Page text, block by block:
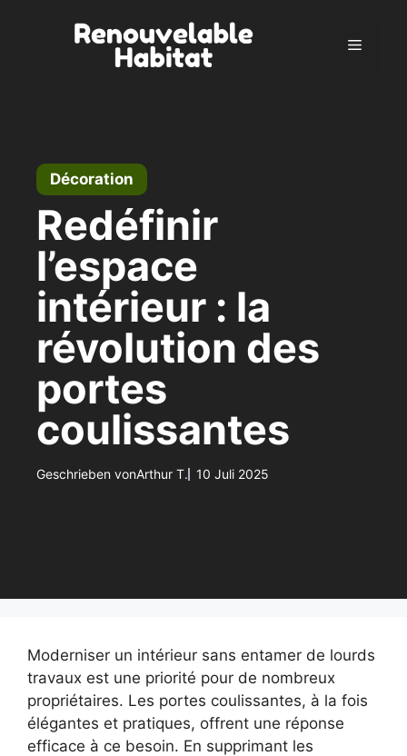
Menü
Décoration
Redéfinir
l’espace
intérieur : la
révolution des
portes
coulissantes
Geschrieben vonArthur T. 10 Juli 2025
Moderniser un intérieur sans entamer de lourds
travaux est une priorité pour de nombreux
propriétaires. Les portes coulissantes, à la fois
élégantes et pratiques, offrent une réponse
efficace à ce besoin. En supprimant les